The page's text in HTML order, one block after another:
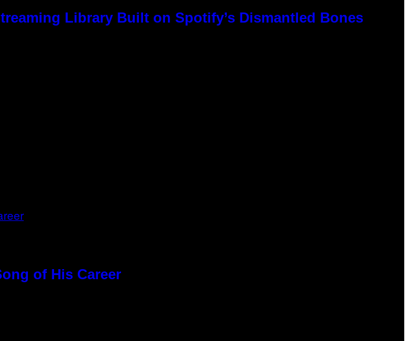
Library Built on Spotify’s Dismantled Bones
of His Career